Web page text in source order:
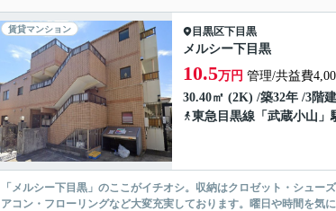
賃貸マンション 目黒区下目黒
メルシー下目黒
10.5万円 管理/共益費
30.40㎡ (2K) /築32年 /3階建
東急目黒線 「 武蔵小山
「メルシー下目黒」のここがイチオシ。収納はクロゼット・シュ
アコン・フローリングなど大変充実しております。曜日や時間を気